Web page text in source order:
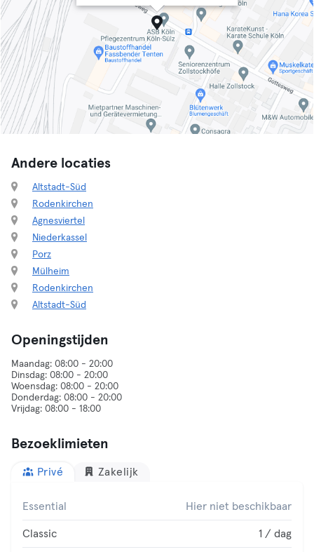
Andere locaties
Altstadt-Süd
Rodenkirchen
Agnesviertel
Niederkassel
Porz
Mülheim
Rodenkirchen
Altstadt-Süd
Openingstijden
Maandag: 08:00 - 20:00
Dinsdag: 08:00 - 20:00
Woensdag: 08:00 - 20:00
Donderdag: 08:00 - 20:00
Bezoeklimieten
Privé Zakelijk
Essential Hier niet beschikbaar
Classic 1 / dag